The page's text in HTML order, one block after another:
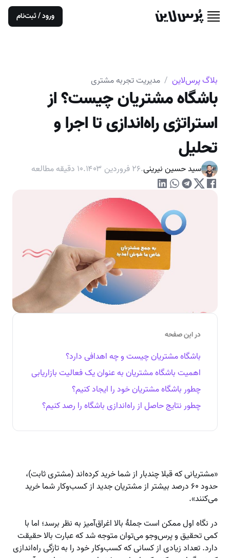
ورود / ثبت‌نام
بلاگ پرس‌لاین / مدیریت تجربه مشتری
باشگاه مشتریان چیست؟ از
استراتژی راه‌اندازی تا اجرا و
تحلیل
سید حسین نیرینی.۲۶ فروردین ۱۴۰۳ .۱۰ دقیقه مطالعه
در این صفحه
باشگاه مشتریان چیست و چه اهدافی دارد؟
اهمیت باشگاه مشتریان به عنوان یک فعالیت بازاریابی
چطور باشگاه مشتریان خود را ایجاد کنیم؟
چطور نتایج حاصل از راه‌اندازی باشگاه را رصد کنیم؟
«مشتریانی که قبلا چندبار از شما خرید کرده‌اند (مشتری ثابت)،
حدود ۶۰ درصد بیشتر از مشتریان جدید از کسب‌وکار شما خرید
می‌کنند».
در نگاه اول ممکن است جملۀ بالا اغراق‌آمیز به نظر برسد؛ اما با
کمی تحقیق و پرس‌وجو می‌توان متوجه شد که عبارت بالا حقیقت
دارد. تعداد زیادی از کسانی که کسب‌وکار خود را به تازگی راه‌اندازی